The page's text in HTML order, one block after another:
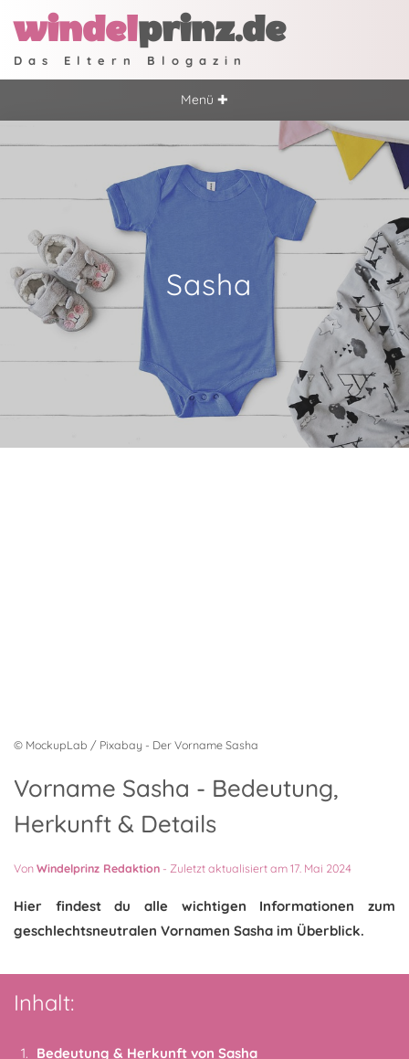
windelprinz.de
Das Eltern Blogazin
Menü ✚
Sasha
© MockupLab / Pixabay - Der Vorname Sasha
Vorname Sasha - Bedeutung,
Herkunft & Details
VonWindelprinz Redaktion - Zuletzt aktualisiert am 17. Mai 2024
Hier findest du alle wichtigen Informationen zum
geschlechtsneutralen Vornamen Sasha im Überblick.
Inhalt:
Bedeutung & Herkunft von Sasha